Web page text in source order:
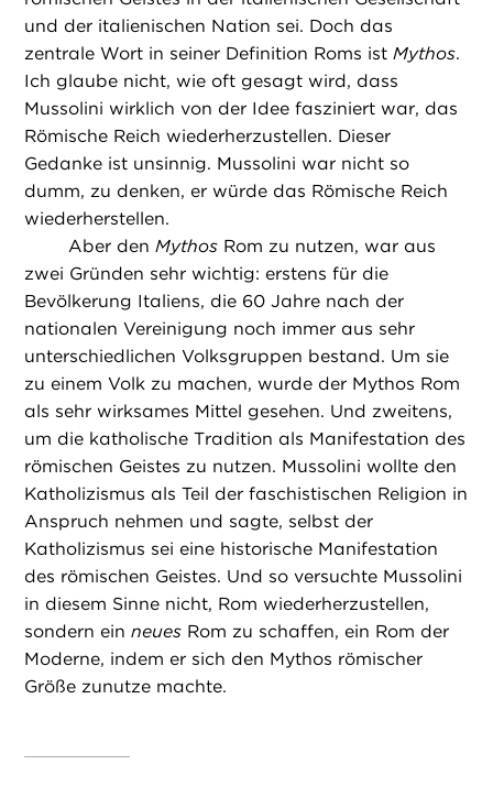
und der italienischen Nation sei. Doch das
zentrale Wort in seiner Definition Roms ist Mythos.
Ich glaube nicht, wie oft gesagt wird, dass
Mussolini wirklich von der Idee fasziniert war, das
Römische Reich wiederherzustellen. Dieser
Gedanke ist unsinnig. Mussolini war nicht so
dumm, zu denken, er würde das Römische Reich
wiederherstellen.
Aber denMythos Rom zu nutzen, war aus
zwei Gründen sehr wichtig: erstens für die
Bevölkerung Italiens, die 60 Jahre nach der
nationalen Vereinigung noch immer aus sehr
unterschiedlichen Volksgruppen bestand. Um sie
zu einem Volk zu machen, wurde der Mythos Rom
als sehr wirksames Mittel gesehen. Und zweitens,
um die katholische Tradition als Manifestation des
römischen Geistes zu nutzen. Mussolini wollte den
Katholizismus als Teil der faschistischen Religion in
Anspruch nehmen und sagte, selbst der
Katholizismus sei eine historische Manifestation
des römischen Geistes. Und so versuchte Mussolini
in diesem Sinne nicht, Rom wiederherzustellen,
sondern einneues Rom zu schaffen, ein Rom der
Moderne, indem er sich den Mythos römischer
Größe zunutze machte.